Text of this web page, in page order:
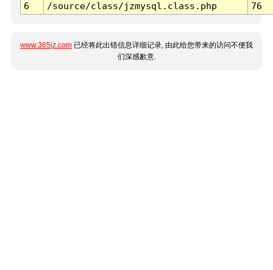
6 /source/class/jzmysql.class.php 76
www.365jz.com 已经将此出错信息详细记录, 由此给您带来的访问不便我
们深感歉意.